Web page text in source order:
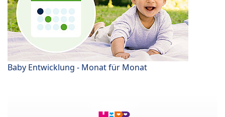
Baby Entwicklung - Monat für Monat